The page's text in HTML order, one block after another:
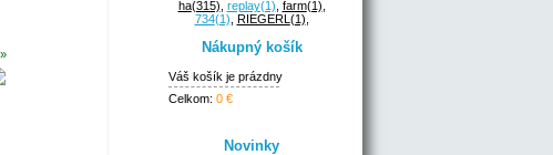
ha(315) replay(1) farm(1)
734(1) RIEGERL (1)
Nákupný košík
Váš košík je prázdny
Celkom: 0 €
Novinky